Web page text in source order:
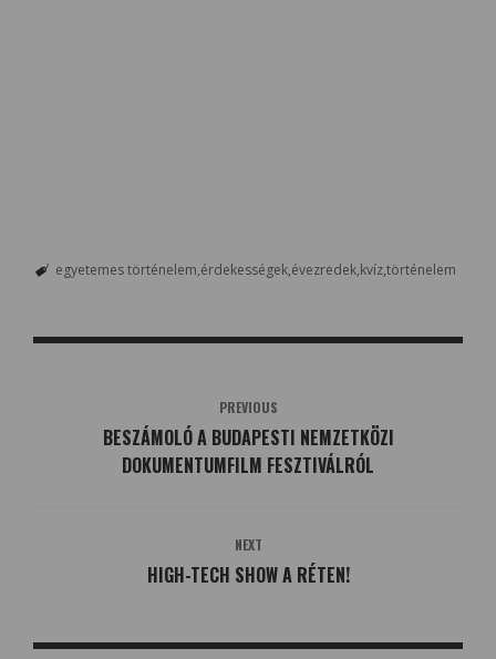
egyetemes történelem érdekességek évezredek kvíztörténelem
PREVIOUS
BESZÁMOLÓ A BUDAPESTI NEMZETKÖZI
DOKUMENTUMFILM FESZTIVÁLRÓL
NEXT
HIGH-TECH SHOW A RÉTEN!